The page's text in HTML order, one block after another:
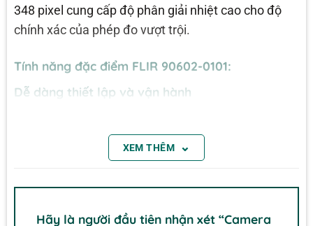
348 pixel cung cấp độ phân giải nhiệt cao cho độ
chính xác của phép đo vượt trội.
Tính năng đặc điểm FLIR 90602-0101:
Dễ dàng thiết lập và vận hành
cấp hạn chế và kết nối đơn giản.
thiết lập máy ảnh đơn giản
Kết nối Ethernet và Wi-Fi tiêu chuẩn và Nguồn qua
XEM THÊM ⌄
Hãy là người đầu tiên nhận xét “Camera